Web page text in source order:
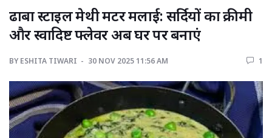
ढाबा स्टाइल मेथी मटर मलाई: सर्दियों का क्रीमी
और स्वादिष्ट फ्लेवर अब घर पर बनाएं
BY ESHITA TIWARI 30 NOV 2025 11:56 AM 1